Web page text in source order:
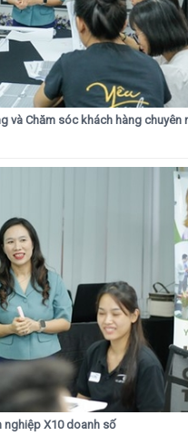
và Chăm sóc khách hàng chuyên
nghiệp X10 doanh số